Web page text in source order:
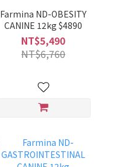
Farmina ND-OBESITY
CANINE 12kg $4890
NT$5,490
NT$6,760